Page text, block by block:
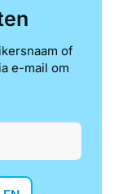
of
e-mail om